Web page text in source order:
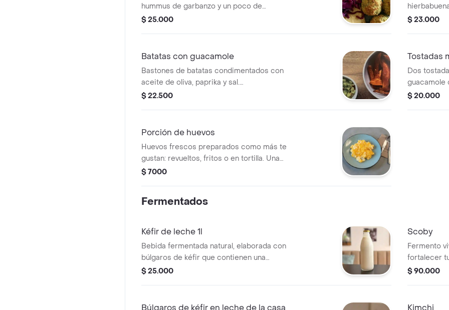
hummus de garbanzo y un poco de
chucrut. acompañadas por 3 falafel
fibra y proteína. .
$ 25.000
fibra y
$ 23.000
Batatas con guacamole
Bastones de batatas condimentados con
aceite de oliva, paprika y sal.
acompañados de guacamole hass
$ 22.500
Tostadas
Dos
guacamole
preparados
$ 20.000
Porción de huevos
Huevos frescos preparados como más te
gustan: revueltos, fritos o en tortilla. Una
opción deliciosa, casera y perfecta para
$ 7000
Fermentados
Kéfir de leche 1l
Bebida fermentada natural, elaborada con
búlgaros de kéfir que contienen una
comunidad de bacterias y levaduras
manteniendo su carácter puro y
$ 25.000
Scoby
Fermento
fortalecer
casera
arranque
$ 90.000
Búlgaros de kéfir en leche de la casa Kimchi